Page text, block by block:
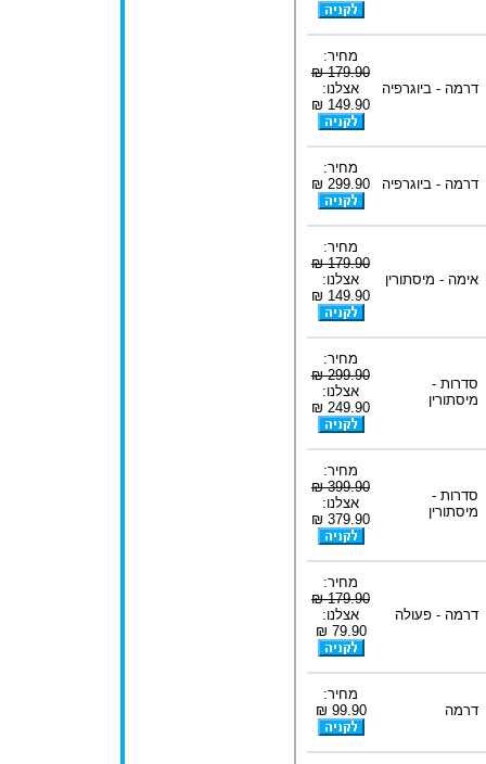
דרמה - ביוגרפיה
מחיר:
179.90 ₪
אצלנו:
149.90 ₪
דרמה - ביוגרפיה
מחיר:
299.90 ₪
אימה - מיסתורין
מחיר:
179.90 ₪
אצלנו:
149.90 ₪
סדרות -
מיסתורין
מחיר:
299.90 ₪
אצלנו:
249.90 ₪
סדרות -
מיסתורין
מחיר:
399.90 ₪
אצלנו:
379.90 ₪
דרמה - פעולה
מחיר:
179.90 ₪
אצלנו:
79.90 ₪
דרמה
מחיר:
99.90 ₪